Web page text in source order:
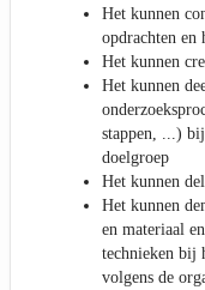
Het kunnen
opdrachten en
Het kunnen
Het kunnen
stappen, ...)
doelgroep
Het kunnen
Het kunnen
en materiaal
technieken bij
volgens de